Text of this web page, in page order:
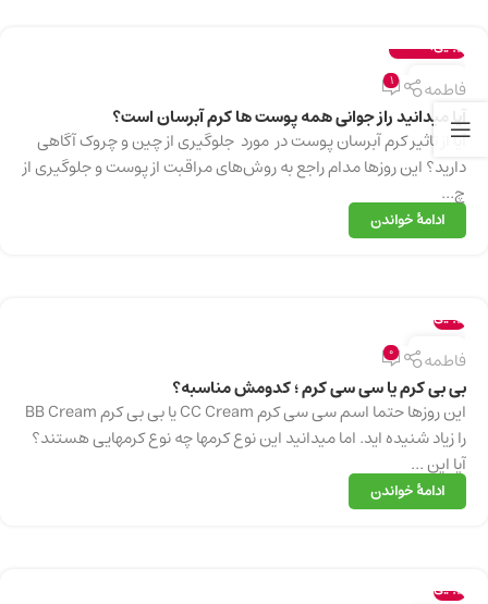
12
آوریل
زیبایی,سلامت
فاطمه 1
آیا میدانید راز جوانی همه پوست ها کرم آبرسان است؟
آیا از تاثیر کرم‌ آبرسان پوست در مورد جلوگیری از چین و چروک آگاهی
دارید؟ این روزها مدام راجع به روش‌های مراقبت از پوست و جلوگیری از
چ...
ادامهٔ خواندن
10
زیبایی
فاطمه 0
بی بی کرم یا سی سی کرم ؛ کدومش مناسبه؟
این روزها حتما اسم سی سی کرم CC Cream یا بی بی کرم BB Cream
را زیاد شنیده اید. اما میدانید این نوع کرمها چه نوع کرمهایی هستند؟
آیا این ...
ادامهٔ خواندن
زیبایی